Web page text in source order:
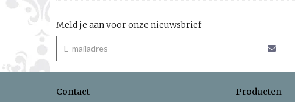
Meld je aan voor onze nieuwsbrief
Contact Producten